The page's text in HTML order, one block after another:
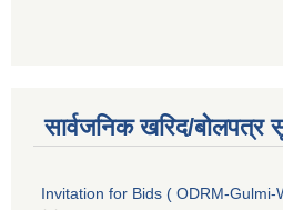
सार्वजनिक खरिद/बोलपत्र
Invitation for Bids ( ODRM-Gulmi-